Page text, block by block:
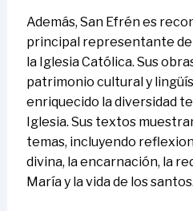
Además, San Efrén es
principal representante de
la Iglesia Católica. Sus
patrimonio cultural y
enriquecido la diversidad
Iglesia. Sus textos
temas, incluyendo
divina, la encarnación, la
María y la vida de los santos.